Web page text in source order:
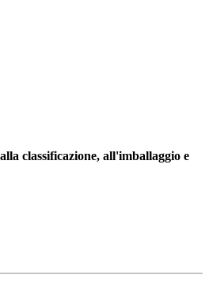
classificazione, all'imballaggio e